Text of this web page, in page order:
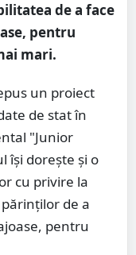
de a face
pentru
mari.
un proiect
de stat în
"Junior
își dorește și o
cu privire la
de a
pentru